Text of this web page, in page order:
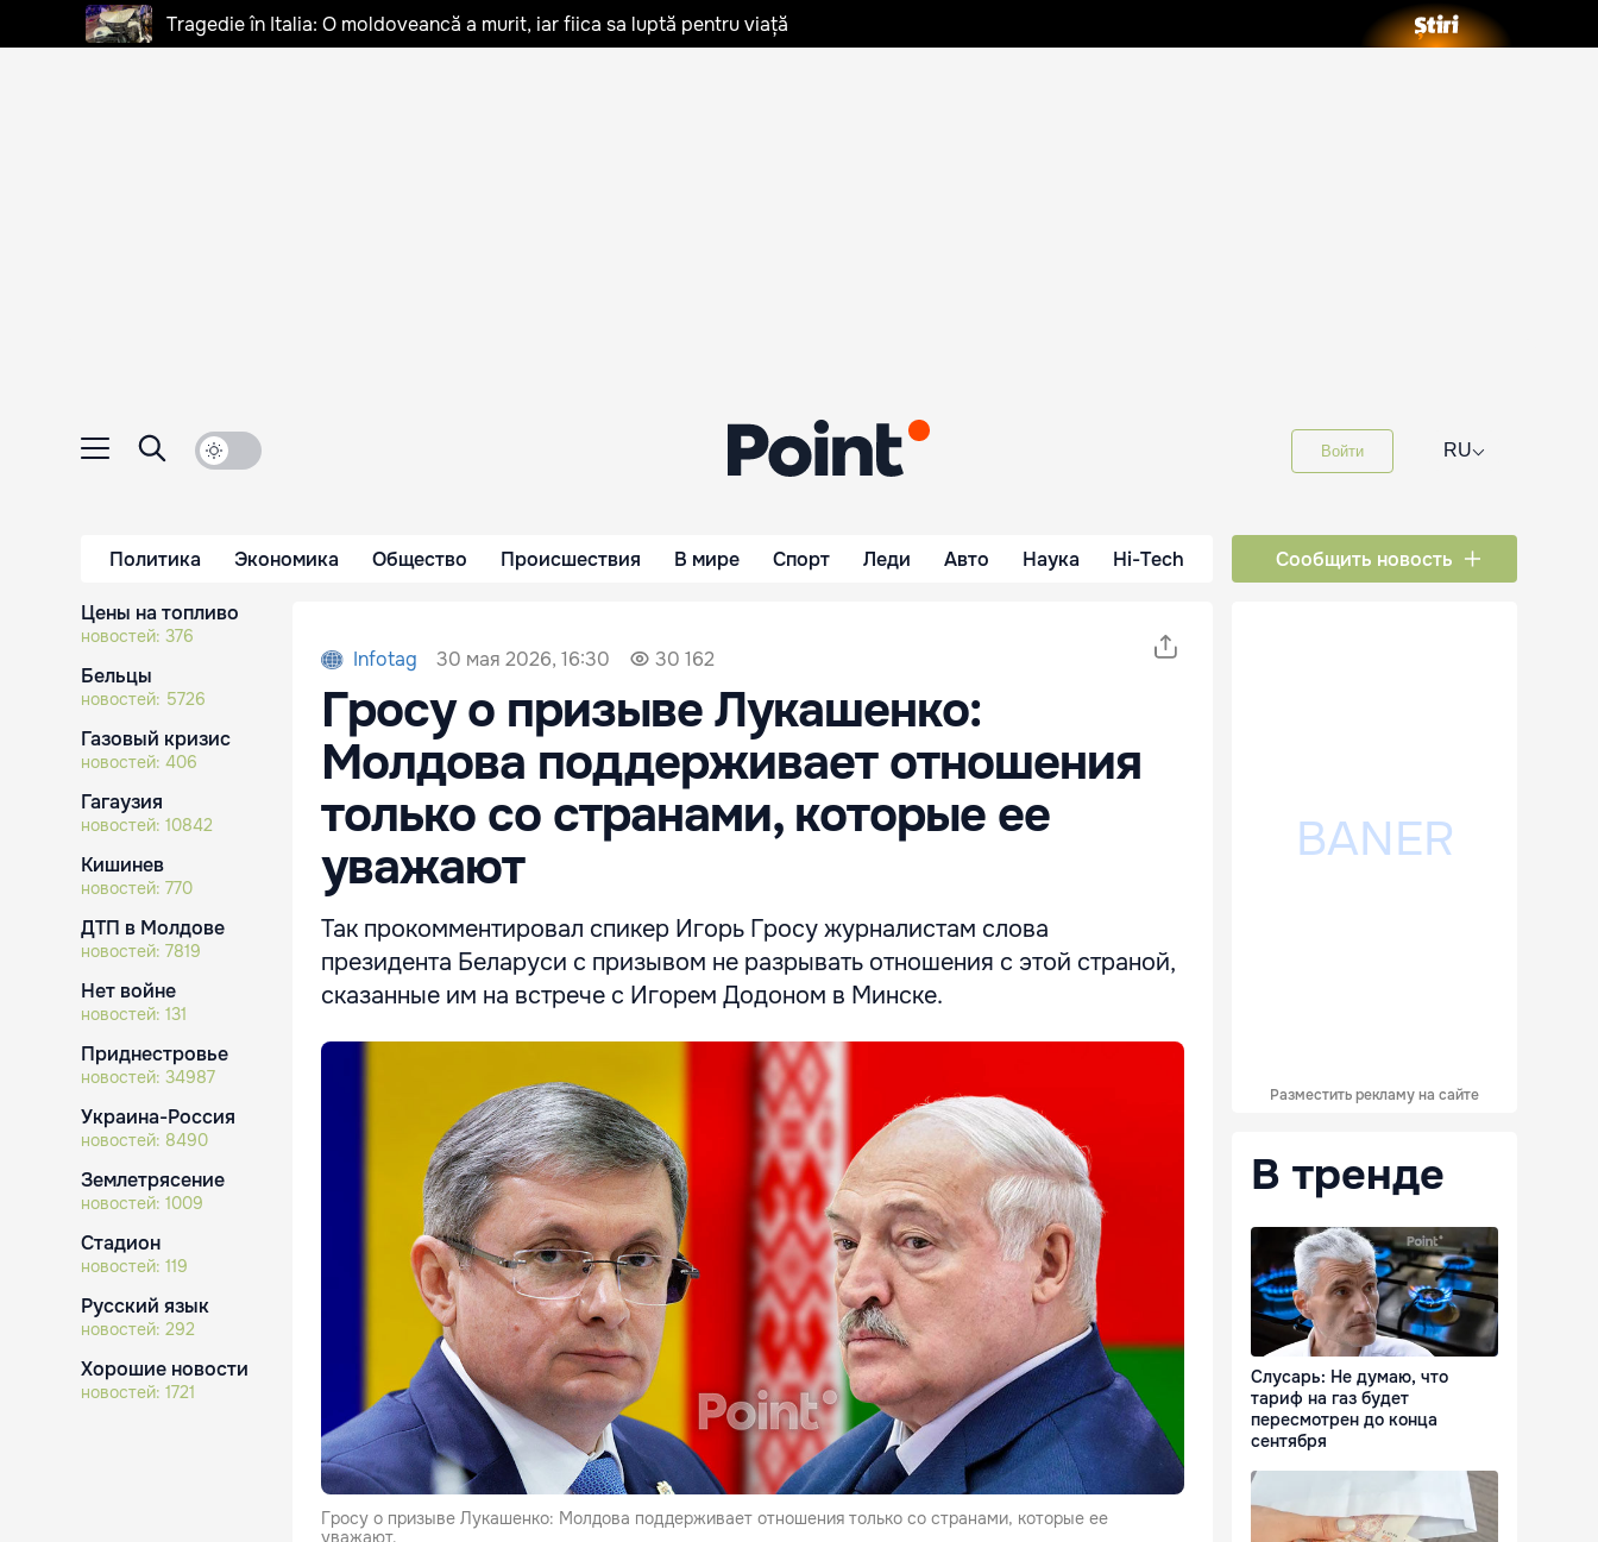
Tragedie în Italia: O moldoveancă a murit, iar fiica sa luptă pentru viață
Войти RU⌵
Политика Экономика Общество Происшествия В мире Спорт Леди Авто Наука Hi-Tech Сообщить новость
Цены на топливо
новостей: 376
Бельцы
новостей: 5726
Газовый кризис
новостей: 406
Гагаузия
новостей: 10842
Кишинев
новостей: 770
ДТП в Молдове
новостей: 7819
Нет войне
новостей: 131
Приднестровье
новостей: 34987
Украина-Россия
новостей: 8490
Землетрясение
новостей: 1009
Стадион
новостей: 119
Русский язык
новостей: 292
Хорошие новости
новостей: 1721
Infotag 30 мая 2026, 16:30 30 162
Гросу о призыве Лукашенко:
Молдова поддерживает отношения
только со странами, которые ее
уважают
Так прокомментировал спикер Игорь Гросу журналистам слова
президента Беларуси с призывом не разрывать отношения с этой страной,
сказанные им на встрече с Игорем Додоном в Минске.
Гросу о призыве Лукашенко: Молдова поддерживает отношения только со странами, которые ее
уважают.
Разместить рекламу на сайте
В тренде
Слусарь: Не думаю, что
тариф на газ будет
пересмотрен до конца
сентября